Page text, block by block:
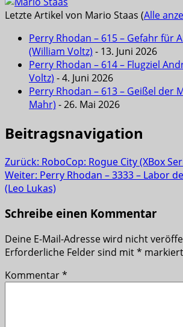
Letzte Artikel von Mario Staas (Alle
Perry Rhodan – 615 – Gefahr für
(William Voltz) - 13. Juni 2026
Perry Rhodan – 614 – Flugziel
Voltz) - 4. Juni 2026
Perry Rhodan – 613 – Geißel der
Mahr) - 26. Mai 2026
Beitragsnavigation
Zurück: RoboCop: Rogue City (XBox
Weiter: Perry Rhodan – 3333 – Labor
(Leo Lukas)
Schreibe einen Kommentar
Deine E-Mail-Adresse wird nicht
Erforderliche Felder sind mit* markiert
Kommentar*